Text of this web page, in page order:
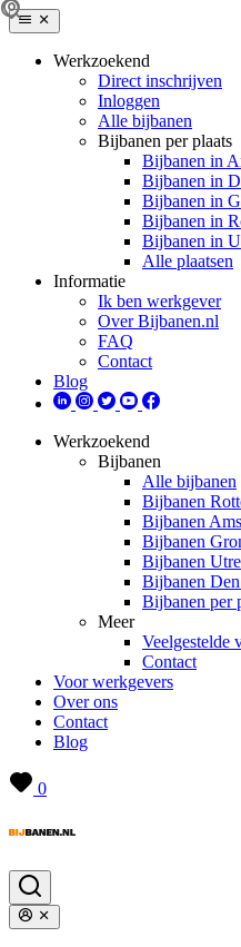
Werkzoekend
Direct inschrijven
Inloggen
Alle bijbanen
Bijbanen per plaats
Bijbanen in
Bijbanen in
Bijbanen in
Bijbanen in
Bijbanen in
Alle plaatsen
Informatie
Ik ben werkgever
Over Bijbanen.nl
FAQ
Contact
Blog
Werkzoekend
Bijbanen
Alle bijbanen
Bijbanen
Bijbanen
Bijbanen
Bijbanen
Bijbanen
Bijbanen per
Meer
Veelgestelde
Contact
Voor werkgevers
Over ons
Contact
Blog
0